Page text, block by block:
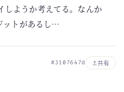
しようか考えてる。なんか
トがあるし…
#3107647d 共有